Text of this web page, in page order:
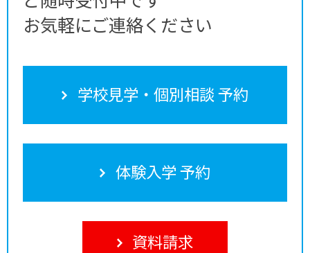
お気軽にご連絡ください
学校見学・個別相談 予約
体験入学 予約
資料請求